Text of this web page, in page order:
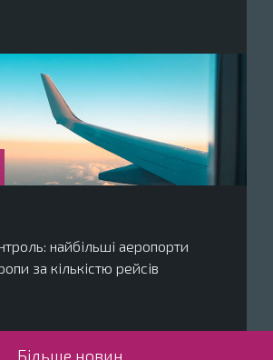
найбільші аеропорти
за кількістю рейсів
Більше новин